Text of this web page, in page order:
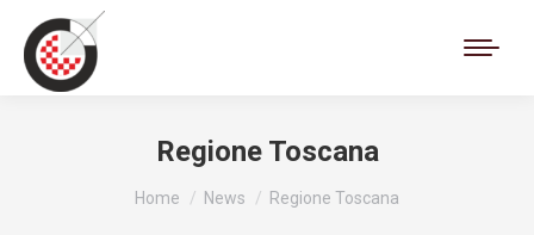
Regione Toscana
Tu sei qui:
Home News Regione Toscana